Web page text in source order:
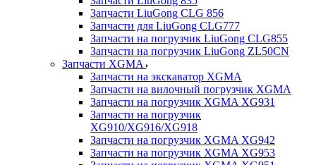
Запчасти LiuGong CLG 856
Запчасти для LiuGong CLG777
Запчасти на погрузчик LiuGong CLG855
Запчасти на погрузчик LiuGong ZL50CN
Запчасти XGMA
Запчасти на экскаватор XGMA
Запчасти на вилочный погрузчик XGMA
Запчасти на погрузчик XGMA XG931
Запчасти на погрузчик
XG910/XG916/XG918
Запчасти на погрузчик XGMA XG942
Запчасти на погрузчик XGMA XG953